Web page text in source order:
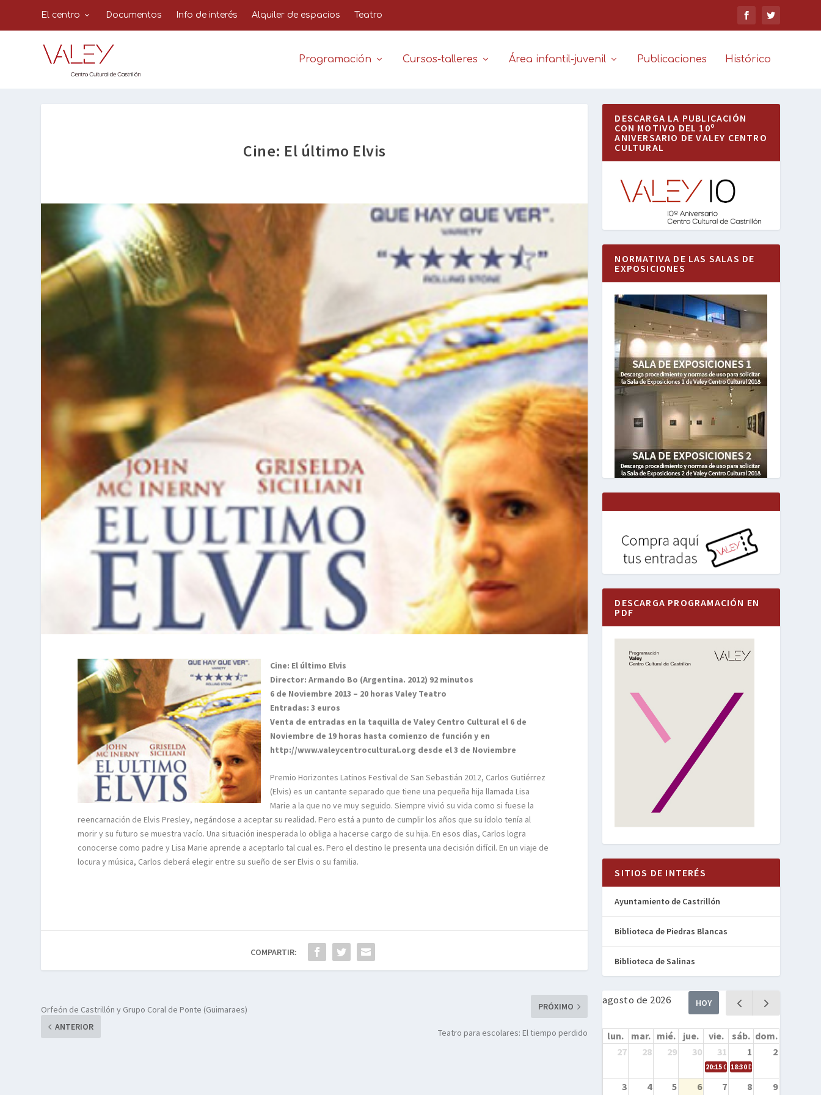
El centro Documentos Info de interés Alquiler de espacios Teatro
Programación Cursos-talleres Área infantil-juvenil Publicaciones Histórico
Cine: El último Elvis
Cine: El último Elvis
Director: Armando Bo (Argentina. 2012) 92 minutos
6 de Noviembre 2013 – 20 horas Valey Teatro
Entradas: 3 euros
Venta de entradas en la taquilla de Valey Centro Cultural el 6 de
Noviembre de 19 horas hasta comienzo de función y en
http://www.valeycentrocultural.org desde el 3 de Noviembre
Premio Horizontes Latinos Festival de San Sebastián 2012, Carlos Gutiérrez
(Elvis) es un cantante separado que tiene una pequeña hija llamada Lisa
Marie a la que no ve muy seguido. Siempre vivió su vida como si fuese la
reencarnación de Elvis Presley, negándose a aceptar su realidad. Pero está a punto de cumplir los años que su ídolo tenía al
morir y su futuro se muestra vacío. Una situación inesperada lo obliga a hacerse cargo de su hija. En esos días, Carlos logra
conocerse como padre y Lisa Marie aprende a aceptarlo tal cual es. Pero el destino le presenta una decisión difícil. En un viaje de
locura y música, Carlos deberá elegir entre su sueño de ser Elvis o su familia.
COMPARTIR:
Orfeón de Castrillón y Grupo Coral de Ponte (Guimaraes)
ANTERIOR
PRÓXIMO
Teatro para escolares: El tiempo perdido
DESCARGA LA PUBLICACIÓN
CON MOTIVO DEL 10º
ANIVERSARIO DE VALEY CENTRO
CULTURAL
NORMATIVA DE LAS SALAS DE
EXPOSICIONES
DESCARGA PROGRAMACIÓN EN
PDF
SITIOS DE INTERÉS
Ayuntamiento de Castrillón
Biblioteca de Piedras Blancas
Biblioteca de Salinas
agosto de 2026 HOY
lun. mar. mié. jue. vie. sáb. dom.
27
28 29 30 31 1 2
20:15Cine en la calle – Cómo
18:30Danza – Cita en el
3 4 5 6 7 8 9